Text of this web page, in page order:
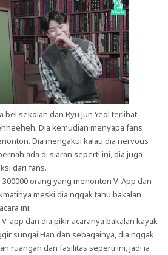
sekolah dan Ryu Jun Yeol terlihat
Dia kemudian menyapa fans
Dia mengakui kalau dia nervous
ada di siaran seperti ini, dia juga
dari fans.
orang yang menonton V-App dan
meski dia nggak tahu bakalan
ini.
app dan dia pikir acaranya bakalan kayak
sungai Han dan sebagainya, dia nggak
ruangan dan fasilitas seperti ini, jadi ia